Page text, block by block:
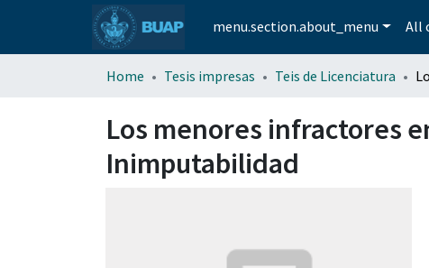
menu.section.about_menu All
Home Tesis impresas Teis de Licenciatura
Los menores infractores
Inimputabilidad